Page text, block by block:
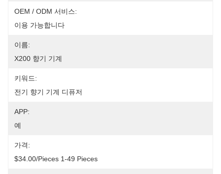
OEM / ODM 서비스:
이용 가능합니다
이름:
X200 향기 기계
키워드:
전기 향기 기계 디퓨저
APP:
예
가격:
$34.00/pieces 1-49 Pieces